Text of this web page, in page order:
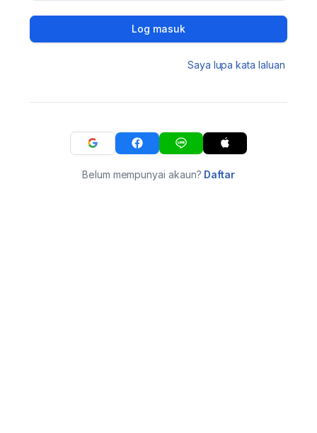
Log masuk
Saya lupa kata laluan
Belum mempunyai akaun? Daftar